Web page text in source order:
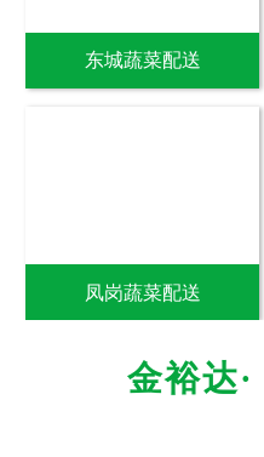
东城蔬菜配送
凤岗蔬菜配送